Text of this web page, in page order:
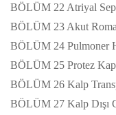
BÖLÜM 22 Atriyal
BÖLÜM 23 Akut
BÖLÜM 24 Pulmoner
BÖLÜM 25 Protez
BÖLÜM 26 Kalp
BÖLÜM 27 Kalp Dışı